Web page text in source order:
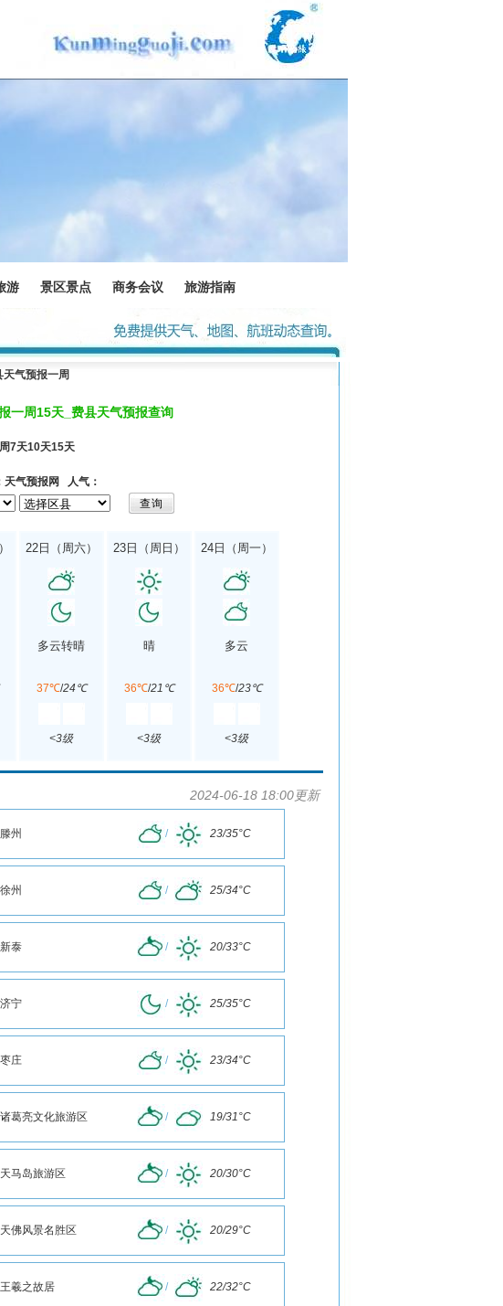
游 景区景点 商务会议 旅游指南
天气预报一周
一周15天_费县天气预报查询
7天10天15天
气预报网 人气：
22日（周六）
多云转晴
37℃/24℃
<3级
23日（周日）
晴
36℃/21℃
<3级
24日（周一）
多云
36℃/23℃
<3级
2024-06-18 18:00更新
滕州 / 23/35°C
徐州 / 25/34°C
新泰 / 20/33°C
济宁 / 25/35°C
枣庄 / 23/34°C
诸葛亮文化旅游区 / 19/31°C
天马岛旅游区 / 20/30°C
天佛风景名胜区 / 20/29°C
王羲之故居 / 22/32°C